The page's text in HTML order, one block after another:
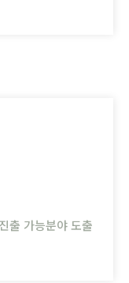
출 가능분야 도출